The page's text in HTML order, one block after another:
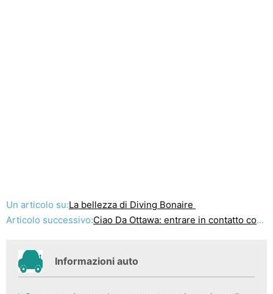
Un articolo su:La bellezza di Diving Bonaire
Articolo successivo:Ciao Da Ottawa: entrare in contatto con l'agricoltura Al Museo dell'Agricoltura canadese
Informazioni auto